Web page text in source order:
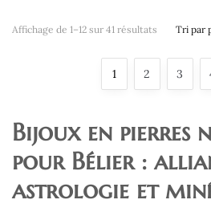
Affichage de 1–12 sur 41 résultats
popularité
1 2 3
Bijoux en pierres
pour Bélier :
astrologie et